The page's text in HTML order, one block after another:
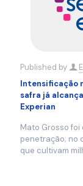
Published by
Intensificação
safra já
Experian
Mato Grosso
penetração; no
que cultivam